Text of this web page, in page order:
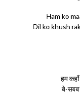
Ham ko
Dil ko khush
हम
बे-